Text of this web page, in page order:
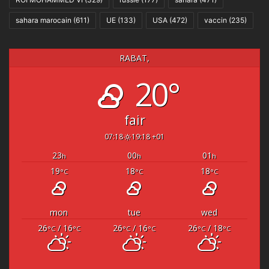
sahara marocain (611) UE (133) USA (472) vaccin (235)
RABAT,
20°
fair
07:18 19:18 +01
23h 00h 01 h
19°C 18°C 18°C
mon tue
wed
26°C/ 16°C 26°C/ 16°C 26°C/ 18°C